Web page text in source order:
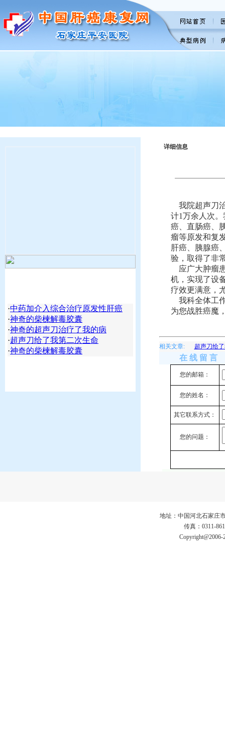
·中药加介入综合治疗原发性肝癌
·神奇的柴楝解毒胶囊
·神奇的超声刀治疗了我的病
·超声刀给了我第二次生命
·神奇的柴楝解毒胶囊
详细信息
我院超声刀
计1万余人次
癌、直肠癌、
瘤等原发和复
肝癌、胰腺癌
验，取得了非
应广大肿瘤
机，实现了设
疗效更满意，
我科全体工
为您战胜癌魔
相关文章: 超声刀给
在 线 留 言
您的邮箱：
您的姓名：
其它联系方式：
您的问题：
地址：中国河北石家庄
传真：0311-